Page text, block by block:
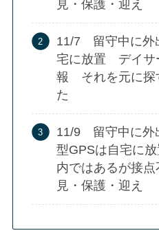
見・保護・迎え
11/7 留守中に外
宅に放置 デイサ
報 それを元に探
た
11/9 留守中に外
型GPSは自宅に
内ではあるが接
見・保護・迎え